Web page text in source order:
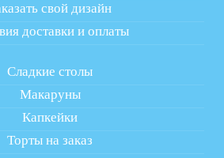
свой дизайн
доставки и оплаты
Сладкие столы
Макаруны
Капкейки
Торты на заказ